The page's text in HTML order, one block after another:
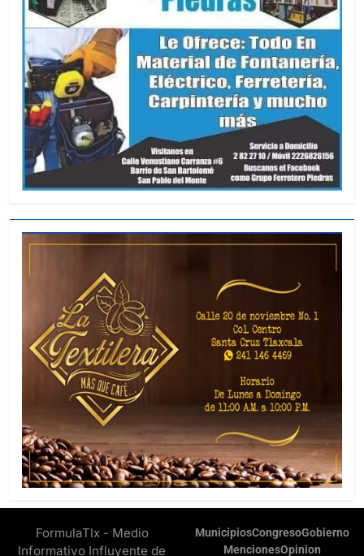
FormulaTlx - Medio
Informativo Influyente de
MunicipiosCongresoGobierno
MencionesOpinion